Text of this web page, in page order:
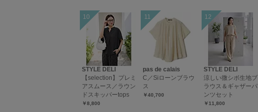
STYLE DELI
【selection】プレミ
アスムース／ラウン
ドスキッパーtops
￥8,800
pas de calais
C／Siローンブラウ
ス
￥40,700
STYLE DELI
涼しい微シボ生地ブ
ラウス＆ギャザーパ
ンツセット
￥11,800